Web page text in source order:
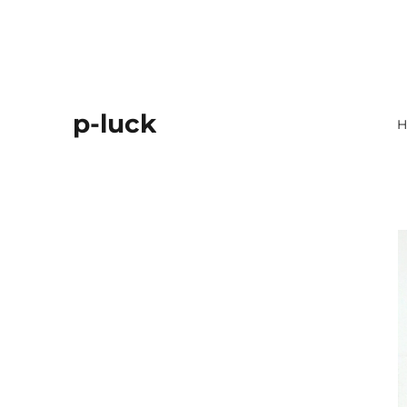
p-luck